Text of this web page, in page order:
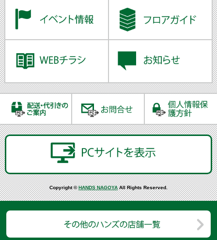
Copyright ©HANDS NAGOYAAll Rights Reserved.